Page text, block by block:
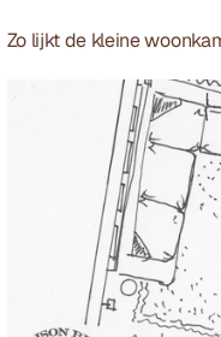
Zo lijkt de kleine